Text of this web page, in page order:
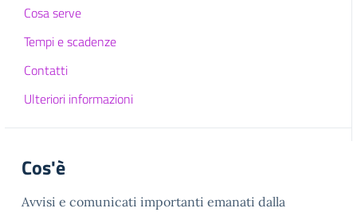
Cosa serve
Tempi e scadenze
Contatti
Ulteriori informazioni
Cos'è
Avvisi e comunicati importanti emanati dalla